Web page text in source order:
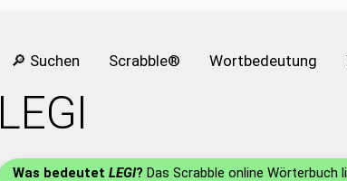
🔎 Suchen Scrabble® Wortbedeutung
LEGI
Was bedeutet LEGI? Das Scrabble online Wörterbuch